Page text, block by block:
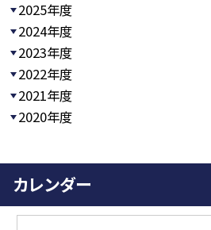
2025年度
2024年度
2023年度
2022年度
2021年度
2020年度
カレンダー